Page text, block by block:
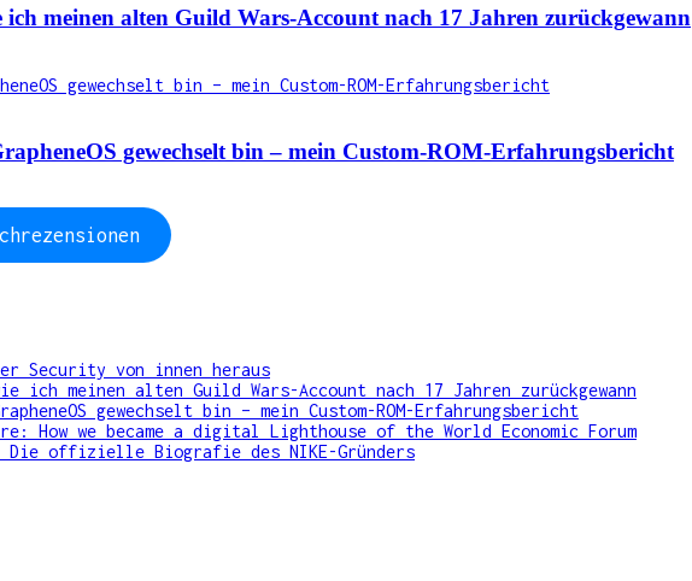
ich meinen alten Guild Wars-Account nach 17 Jahren zurückgewann
gewechselt bin – mein Custom-ROM-Erfahrungsbericht
Security von innen heraus
ich meinen alten Guild Wars-Account nach 17 Jahren zurückgewann
gewechselt bin – mein Custom-ROM-Erfahrungsbericht
How we became a digital Lighthouse of the World Economic Forum
Die offizielle Biografie des NIKE-Gründers